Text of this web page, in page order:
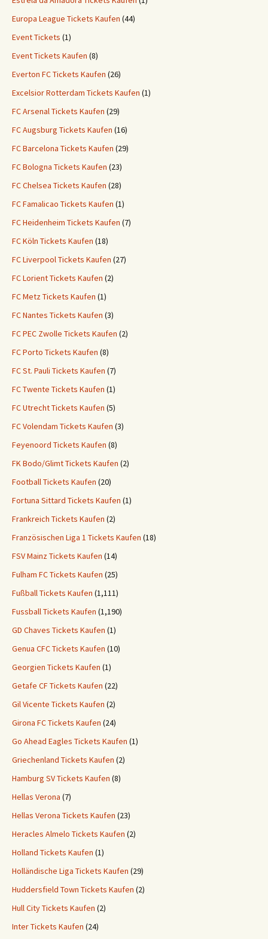
Europa League Tickets Kaufen (44)
Event Tickets (1)
Event Tickets Kaufen (8)
Everton FC Tickets Kaufen (26)
Excelsior Rotterdam Tickets Kaufen (1)
FC Arsenal Tickets Kaufen (29)
FC Augsburg Tickets Kaufen (16)
FC Barcelona Tickets Kaufen (29)
FC Bologna Tickets Kaufen (23)
FC Chelsea Tickets Kaufen (28)
FC Famalicao Tickets Kaufen (1)
FC Heidenheim Tickets Kaufen (7)
FC Köln Tickets Kaufen (18)
FC Liverpool Tickets Kaufen (27)
FC Lorient Tickets Kaufen (2)
FC Metz Tickets Kaufen (1)
FC Nantes Tickets Kaufen (3)
FC PEC Zwolle Tickets Kaufen (2)
FC Porto Tickets Kaufen (8)
FC St. Pauli Tickets Kaufen (7)
FC Twente Tickets Kaufen (1)
FC Utrecht Tickets Kaufen (5)
FC Volendam Tickets Kaufen (3)
Feyenoord Tickets Kaufen (8)
FK Bodo/Glimt Tickets Kaufen (2)
Football Tickets Kaufen (20)
Fortuna Sittard Tickets Kaufen (1)
Frankreich Tickets Kaufen (2)
Französischen Liga 1 Tickets Kaufen (18)
FSV Mainz Tickets Kaufen (14)
Fulham FC Tickets Kaufen (25)
Fußball Tickets Kaufen (1,111)
Fussball Tickets Kaufen (1,190)
GD Chaves Tickets Kaufen (1)
Genua CFC Tickets Kaufen (10)
Georgien Tickets Kaufen (1)
Getafe CF Tickets Kaufen (22)
Gil Vicente Tickets Kaufen (2)
Girona FC Tickets Kaufen (24)
Go Ahead Eagles Tickets Kaufen (1)
Griechenland Tickets Kaufen (2)
Hamburg SV Tickets Kaufen (8)
Hellas Verona (7)
Hellas Verona Tickets Kaufen (23)
Heracles Almelo Tickets Kaufen (2)
Holland Tickets Kaufen (1)
Holländische Liga Tickets Kaufen (29)
Huddersfield Town Tickets Kaufen (2)
Hull City Tickets Kaufen (2)
Inter Tickets Kaufen (24)